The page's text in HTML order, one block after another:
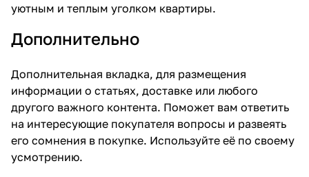
уютным и теплым уголком квартиры.
Дополнительно
Дополнительная вкладка, для размещения
информации о статьях, доставке или любого
другого важного контента. Поможет вам ответить
на интересующие покупателя вопросы и развеять
его сомнения в покупке. Используйте её по своему
усмотрению.